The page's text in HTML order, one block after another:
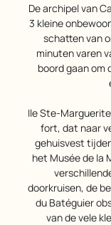
De archipel van Cannes, bestaande uit 2 hoofdeilanden en
3 kleine
schatten van
minuten varen
boord gaan
Ile Ste-Marguerite, het grootste eiland, is beroemd om zijn
fort, dat naar
gehuisvest
het Musée de la
doorkruisen, de
du Batéguier
van de vele